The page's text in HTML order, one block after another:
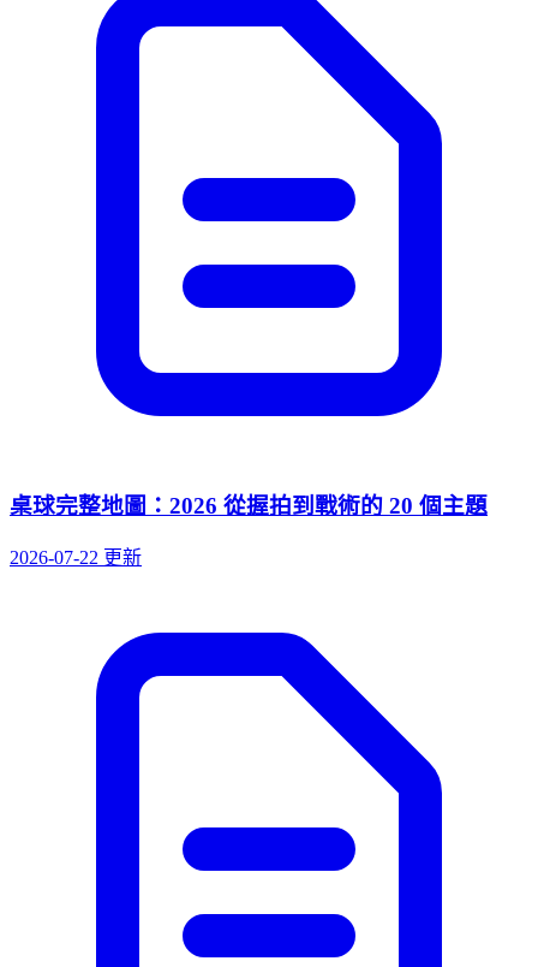
桌球完整地圖：2026 從握拍到戰術的 20 個主題
2026-07-22 更新